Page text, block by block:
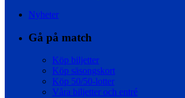
Nyheter
Gå på match
Köp biljetter
Köp säsongskort
Köp 50/50-lotter
Våra biljetter och entré